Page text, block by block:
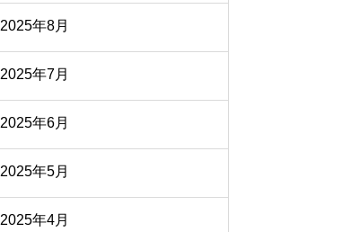
2025年8月
2025年7月
2025年6月
2025年5月
2025年4月